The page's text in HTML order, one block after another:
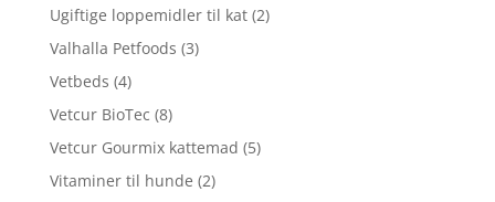
Ugiftige loppemidler til kat (2)
Valhalla Petfoods (3)
Vetbeds (4)
Vetcur BioTec (8)
Vetcur Gourmix kattemad (5)
Vitaminer til hunde (2)